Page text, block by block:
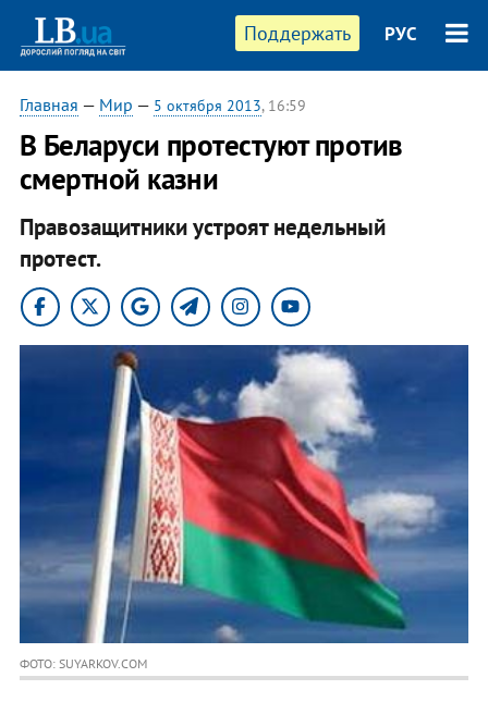
Поддержать РУС
Главная — Мир — 5 октября 2013, 16:59
В Беларуси протестуют против
смертной казни
Правозащитники устроят недельный
протест.
ФОТО: SUYARKOV.COM